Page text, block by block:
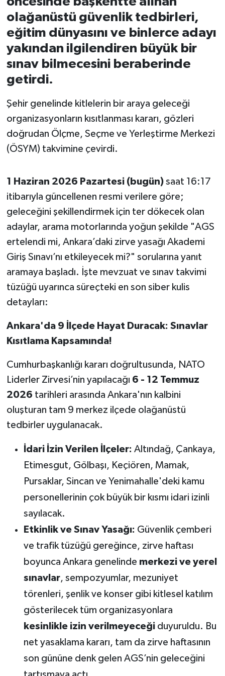
olağanüstü güvenlik tedbirleri,
eğitim dünyasını ve binlerce adayı
yakından ilgilendiren büyük bir
sınav bilmecesini beraberinde
getirdi.
Şehir genelinde kitlelerin bir araya geleceği
organizasyonların kısıtlanması kararı, gözleri
doğrudan Ölçme, Seçme ve Yerleştirme Merkezi
(ÖSYM) takvimine çevirdi.
1 Haziran 2026 Pazartesi (bugün)saat 16:17
itibarıyla güncellenen resmi verilere göre;
geleceğini şekillendirmek için ter dökecek olan
adaylar, arama motorlarında yoğun şekilde "AGS
ertelendi mi, Ankara’daki zirve yasağı Akademi
Giriş Sınavı’nı etkileyecek mi?" sorularına yanıt
aramaya başladı. İşte mevzuat ve sınav takvimi
tüzüğü uyarınca süreçteki en son siber kulis
detayları:
Ankara'da 9 İlçede Hayat Duracak: Sınavlar
Kısıtlama Kapsamında!
Cumhurbaşkanlığı kararı doğrultusunda, NATO
Liderler Zirvesi’nin yapılacağı 6 - 12 Temmuz
2026 tarihleri arasında Ankara'nın kalbini
oluşturan tam 9 merkez ilçede olağanüstü
tedbirler uygulanacak.
İdari İzin Verilen İlçeler: Altındağ, Çankaya,
Etimesgut, Gölbaşı, Keçiören, Mamak,
Pursaklar, Sincan ve Yenimahalle'deki kamu
personellerinin çok büyük bir kısmı idari izinli
sayılacak.
Etkinlik ve Sınav Yasağı: Güvenlik çemberi
ve trafik tüzüğü gereğince, zirve haftası
boyunca Ankara genelinde merkezi ve yerel
sınavlar, sempozyumlar, mezuniyet
törenleri, şenlik ve konser gibi kitlesel katılım
gösterilecek tüm organizasyonlara
kesinlikle izin verilmeyeceğiduyuruldu. Bu
net yasaklama kararı, tam da zirve haftasının
son gününe denk gelen AGS’nin geleceğini
İvrindi
KENT GÜNDEMİ
Kepsut
KÜLTÜR-SANAT
MAGAZİN
MANŞET
Manyas
OLAY
OTOMOTİV
Resmi İlanlar
SAĞLIK
Savaştepe
SEYAHAT
Sındırgı
SPOR
Susurluk
TARİHTE BUGÜN
TEKNOLOJİ
TÜRKİYE
YAŞAM